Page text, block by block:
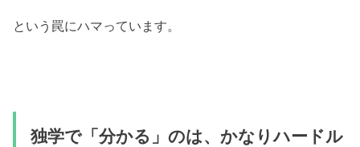
という罠にハマっています。
独学で「分かる」のは、かなりハードル